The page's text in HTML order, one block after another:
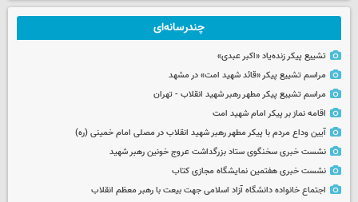
چندرسانه‌ای
تشییع پیکر زنده‌یاد «اکبر عبدی»
مراسم تشییع پیکر «قائد شهید امت» در مشهد
مراسم تشییع پیکر مطهر رهبر شهید انقلاب - تهران
اقامه نماز بر پیکر امام شهید امت
آیین وداع مردم با پیکر مطهر رهبر شهید انقلاب در مصلی امام خمینی (ره)
نشست خبری سخنگوی ستاد بزرگداشت عروج خونین رهبر شهید
نشست خبری هفتمین نمایشگاه مجازی کتاب
اجتماع خانواده دانشگاه آزاد اسلامی جهت بیعت با رهبر معظم انقلاب